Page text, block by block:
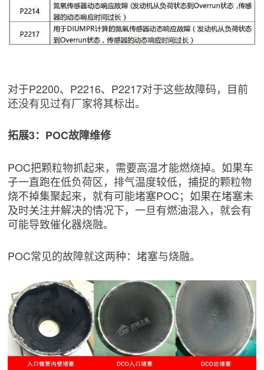
对于P2200、P2216、P2217对于这些故障码，目前
还没有见过有厂家将其标出。
拓展3：POC故障维修
POC把颗粒物抓起来，需要高温才能燃烧掉。如果车
子一直跑在低负荷区，排气温度较低，捕捉的颗粒物
烧不掉集聚起来，就有可能堵塞POC；如果在堵塞未
及时关注并解决的情况下，一旦有燃油混入，就会有
可能导致催化器烧融。
POC常见的故障就这两种：堵塞与烧融。